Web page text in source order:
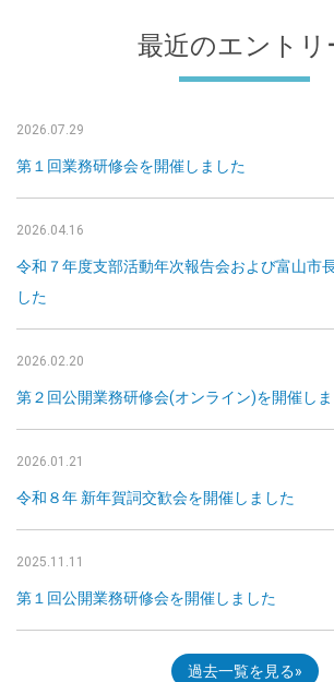
最近のエントリ
2026.07.29
第１回業務研修会を開催しました
2026.04.16
令和７年度支部活動年次報告会および富山市
した
2026.02.20
第２回公開業務研修会(オンライン)を開催し
2026.01.21
令和８年 新年賀詞交歓会を開催しました
2025.11.11
第１回公開業務研修会を開催しました
過去一覧を見る